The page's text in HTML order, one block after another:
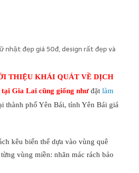
nhật đẹp giá 50đ, design rất đẹp và
THIỆU KHÁI QUÁT VỀ DỊCH
Gia Lai cũng giống nhưđặt làm
thành phố Yên Bái, tỉnh Yên Bái giá
kêu biến thể dựa vào vùng quê
vùng miền: nhãn mác rách bảo